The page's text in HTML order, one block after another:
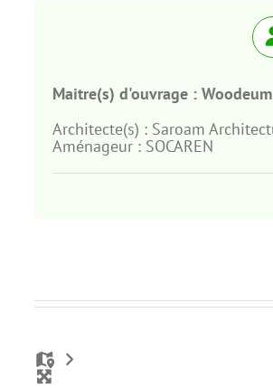
Maitre(s) d'ouvrage : Woodeum
Architecte(s) : Saroam
Aménageur : SOCAREN